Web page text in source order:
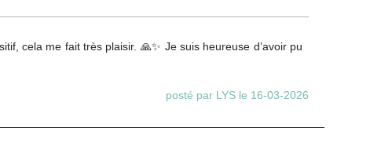
cela me fait très plaisir. 🙏✨ Je suis heureuse d’avoir pu
posté par LYS le 16-03-2026